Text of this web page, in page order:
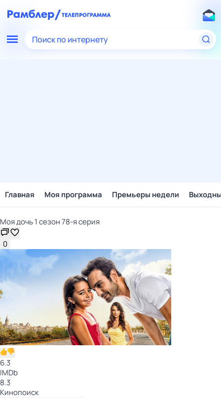
Поиск по интернету
Главная Моя программа Премьеры недели
Моя дочь 1 сезон 78-я серия
0
6.3
IMDb
8.3
Кинопоиск